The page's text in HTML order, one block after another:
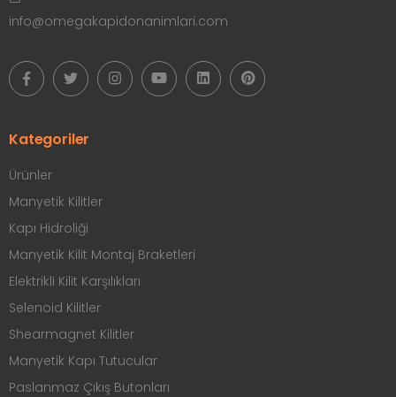
info@omegakapidonanimlari.com
Kategoriler
Ürünler
Manyetik Kilitler
Kapı Hidroliği
Manyetik Kilit Montaj Braketleri
Elektrikli Kilit Karşılıkları
Selenoid Kilitler
Shearmagnet Kilitler
Manyetik Kapı Tutucular
Paslanmaz Çıkış Butonları